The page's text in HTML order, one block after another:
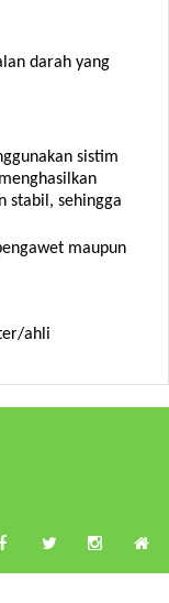
darah yang
sistim
stabil, sehingga
maupun
ahli